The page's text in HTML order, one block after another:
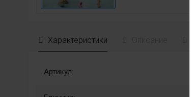
Характеристики
Артикул: